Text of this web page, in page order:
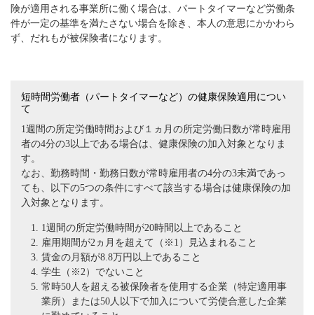
険が適用される事業所に働く場合は、パートタイマーなど労働条
件が一定の基準を満たさない場合を除き、本人の意思にかかわら
ず、だれもが被保険者になります。
短時間労働者（パートタイマーなど）の健康保険適用につい
て
1週間の所定労働時間および１ヵ月の所定労働日数が常時雇用
者の4分の3以上である場合は、健康保険の加入対象となりま
す。
なお、勤務時間・勤務日数が常時雇用者の4分の3未満であっ
ても、以下の5つの条件にすべて該当する場合は健康保険の加
入対象となります。
1週間の所定労働時間が20時間以上であること
雇用期間が2ヵ月を超えて（※1）見込まれること
賃金の月額が8.8万円以上であること
学生（※2）でないこと
常時50人を超える被保険者を使用する企業（特定適用事
業所）または50人以下で加入について労使合意した企業